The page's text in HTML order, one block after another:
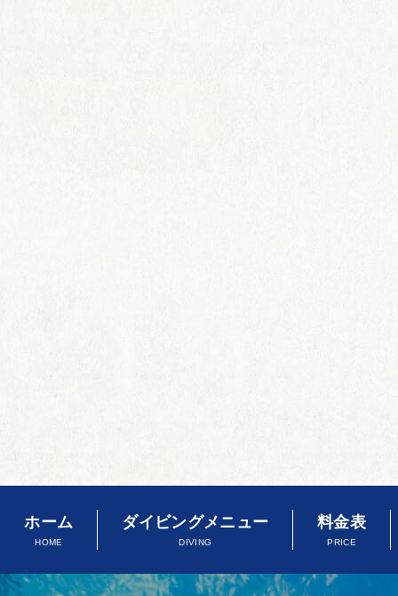
ホーム
HOME
ダイビングメニュー
DIVING
料金表
PRICE